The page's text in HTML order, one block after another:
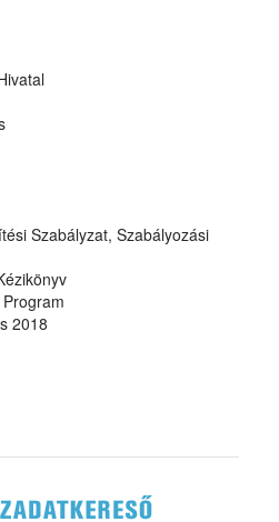
Szabályzat, Szabályozási
2018